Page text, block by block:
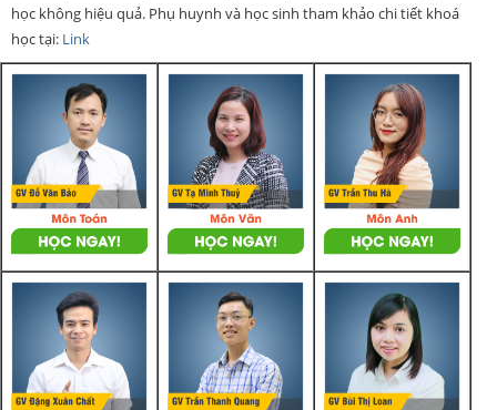
học không hiệu quả. Phụ huynh và học sinh tham khảo chi tiết khoá
học tại: Link